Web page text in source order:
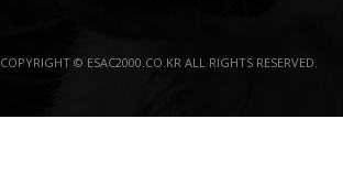
COPYRIGHT © ESAC2000.CO.KR ALL RIGHTS RESERVED.